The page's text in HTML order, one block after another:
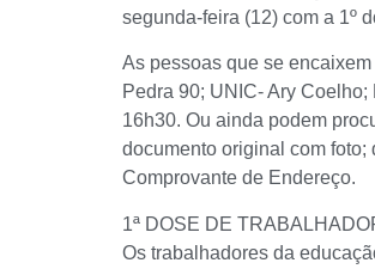
segunda-feira (12) com a 1º
As pessoas que se
Pedra 90; UNIC- Ary
16h30. Ou ainda podem
documento original com
Comprovante de Endereço.
1ª DOSE DE
Os trabalhadores da